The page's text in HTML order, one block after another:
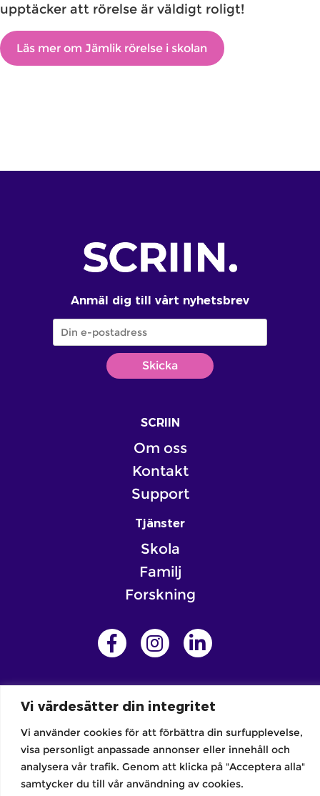
Vi värdesätter din integritet
Vi använder cookies för att förbättra din surfupplevelse,
visa personligt anpassade annonser eller innehåll och
analysera vår trafik. Genom att klicka på "Acceptera alla"
samtycker du till vår användning av cookies.
upptäcker att rörelse är väldigt roligt!
Läs mer om Jämlik rörelse i skolan
Anmäl dig till vårt nyhetsbrev
SCRIIN
Om oss
Kontakt
Support
Tjänster
Skola
Familj
Forskning
Copyright © SCRIIN 2026